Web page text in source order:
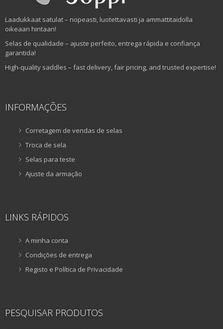
Laadukkaat satulat – nopeasti, luotettavasti ja ammattitaidolla
oikeaan hintaan!
Selas de qualidade – ajuste perfeito, entrega rápida e confiança
garantida!
High-quality saddles – fast delivery, fair pricing, and trusted expertise!
INFORMAÇÕES
Corretagem de vendas de selas
Troca de sela
Selas para teste
Ajuste da armação
LINKS RÁPIDOS
A minha conta
Condições de entrega
Registo e Política de Privacidade
PESQUISAR PRODUTOS